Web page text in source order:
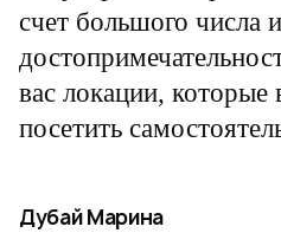
счет большого числа
вас локации,
посетить
Дубай Марина